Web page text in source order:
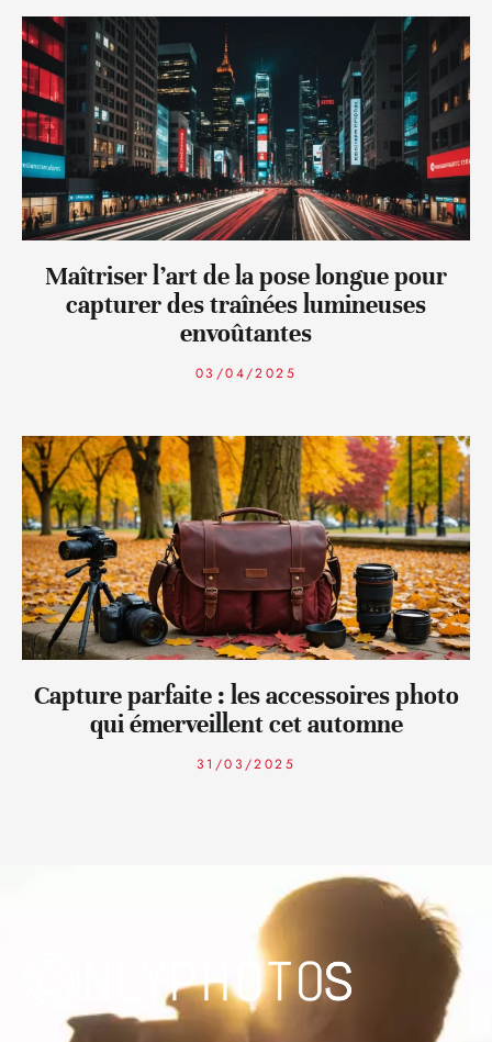
Maîtriser l’art de la pose longue pour
capturer des traînées lumineuses
envoûtantes
03/04/2025
Capture parfaite : les accessoires photo
qui émerveillent cet automne
31/03/2025